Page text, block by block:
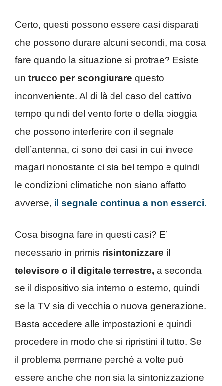
Certo, questi possono essere casi disparati
che possono durare alcuni secondi, ma cosa
fare quando la situazione si protrae? Esiste
un trucco per scongiurare questo
inconveniente. Al di là del caso del cattivo
tempo quindi del vento forte o della pioggia
che possono interferire con il segnale
dell’antenna, ci sono dei casi in cui invece
magari nonostante ci sia bel tempo e quindi
le condizioni climatiche non siano affatto
avverse, il segnale continua a non esserci.
Cosa bisogna fare in questi casi? E’
necessario in primis risintonizzare il
televisore o il digitale terrestre, a seconda
se il dispositivo sia interno o esterno, quindi
se la TV sia di vecchia o nuova generazione.
Basta accedere alle impostazioni e quindi
procedere in modo che si ripristini il tutto. Se
il problema permane perché a volte può
essere anche che non sia la sintonizzazione